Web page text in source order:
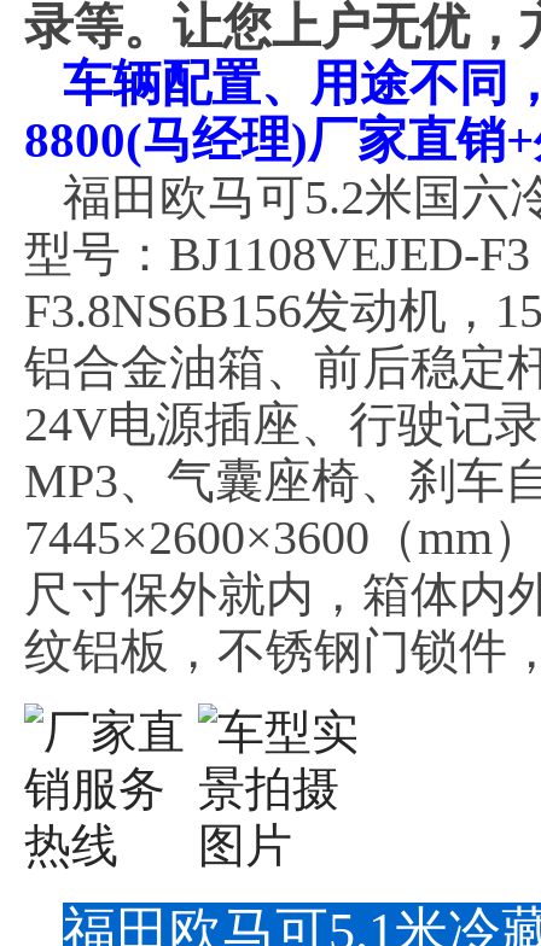
录等。让您上户无优，
车辆配置、用途不同
8800(马经理)厂家直销
福田欧马可5.2米国六
型号：BJ1108VEJED-
F3.8NS6B156发动机，
铝合金油箱、前后稳定
24V电源插座、行驶记
MP3、气囊座椅、刹车
7445×2600×3600（mm
尺寸保外就内，箱体内
纹铝板，不锈钢门锁件
福田欧马可5.1米冷